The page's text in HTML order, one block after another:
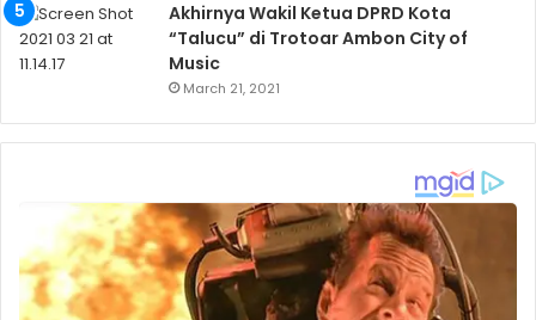
Akhirnya Wakil Ketua DPRD Kota
“Talucu” di Trotoar Ambon City of
Music
March 21, 2021